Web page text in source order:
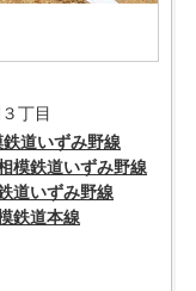
丁目
鉄道いずみ野線
模鉄道いずみ野線
道いずみ野線
鉄道本線